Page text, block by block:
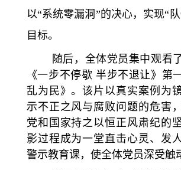
以“系统零漏洞 ”的决心，实现“
目标。
随后，全体党员集中观看
《一步不停歇 半步不退让》第
乱为民》。该片以真实案例为
示不正之风与腐败问题的危害
党和国家持之以恒正风肃纪的
影过程成为一堂直击心灵、发
警示教育课，使全体党员深受触